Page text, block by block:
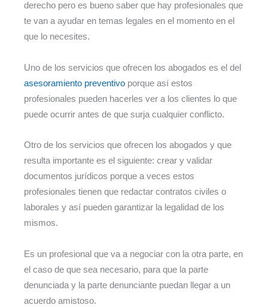
derecho pero es bueno saber que hay profesionales que
te van a ayudar en temas legales en el momento en el
que lo necesites.
Uno de los servicios que ofrecen los abogados es el del
asesoramiento preventivo porque así estos
profesionales pueden hacerles ver a los clientes lo que
puede ocurrir antes de que surja cualquier conflicto.
Otro de los servicios que ofrecen los abogados y que
resulta importante es el siguiente: crear y validar
documentos jurídicos porque a veces estos
profesionales tienen que redactar contratos civiles o
laborales y así pueden garantizar la legalidad de los
mismos.
Es un profesional que va a negociar con la otra parte, en
el caso de que sea necesario, para que la parte
denunciada y la parte denunciante puedan llegar a un
acuerdo amistoso.